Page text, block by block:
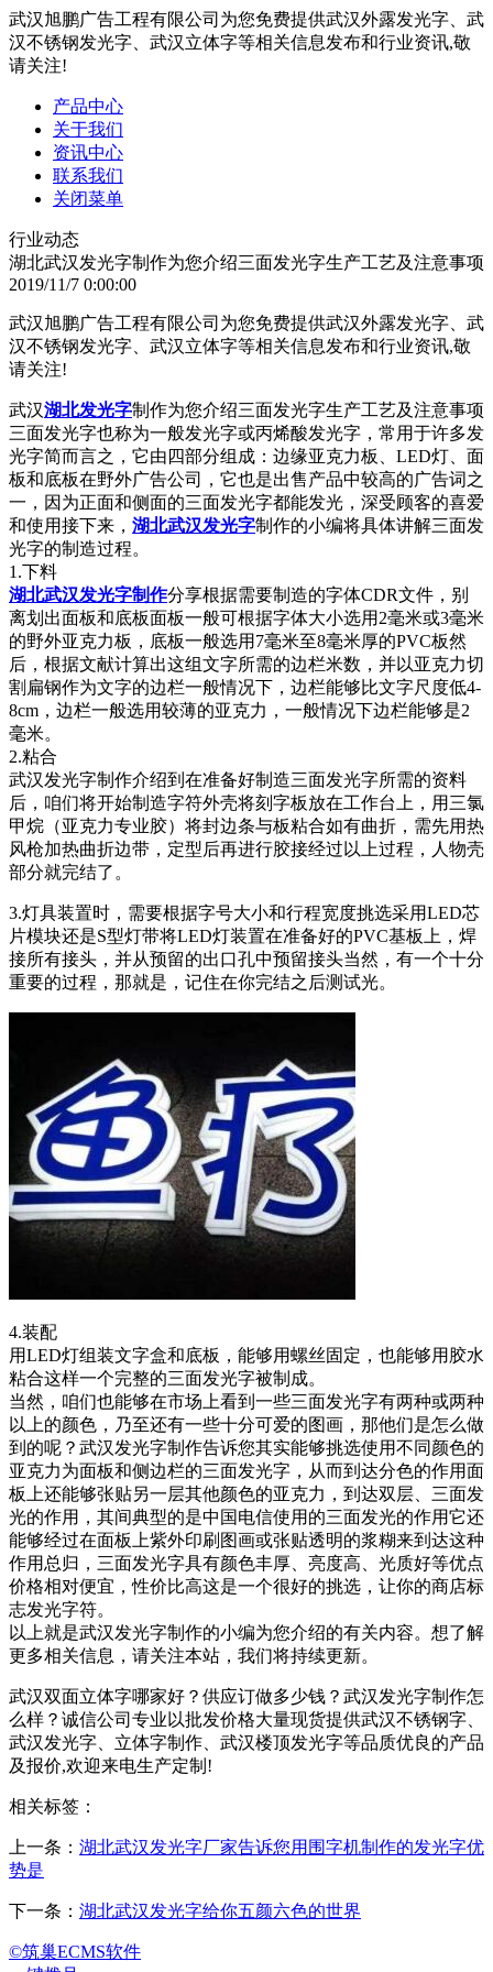
武汉旭鹏广告工程有限公司为您免费提供武汉外露发光字、武
汉不锈钢发光字、武汉立体字等相关信息发布和行业资讯,敬
请关注!
产品中心
关于我们
资讯中心
联系我们
关闭菜单
行业动态
湖北武汉发光字制作为您介绍三面发光字生产工艺及注意事项
2019/11/7 0:00:00
武汉旭鹏广告工程有限公司为您免费提供武汉外露发光字、武
汉不锈钢发光字、武汉立体字等相关信息发布和行业资讯,敬
请关注!
武汉湖北发光字制作为您介绍三面发光字生产工艺及注意事项
三面发光字也称为一般发光字或丙烯酸发光字，常用于许多发
光字简而言之，它由四部分组成：边缘亚克力板、LED灯、面
板和底板在野外广告公司，它也是出售产品中较高的广告词之
一，因为正面和侧面的三面发光字都能发光，深受顾客的喜爱
和使用接下来， 湖北武汉发光字制作的小编将具体讲解三面发
光字的制造过程。
1.下料
湖北武汉发光字制作分享根据需要制造的字体CDR文件，别
离划出面板和底板面板一般可根据字体大小选用2毫米或3毫米
的野外亚克力板，底板一般选用7毫米至8毫米厚的PVC板然
后，根据文献计算出这组文字所需的边栏米数，并以亚克力切
割扁钢作为文字的边栏一般情况下，边栏能够比文字尺度低4-
8cm，边栏一般选用较薄的亚克力，一般情况下边栏能够是2
毫米。
2.粘合
武汉发光字制作介绍到在准备好制造三面发光字所需的资料
后，咱们将开始制造字符外壳将刻字板放在工作台上，用三氯
甲烷（亚克力专业胶）将封边条与板粘合如有曲折，需先用热
风枪加热曲折边带，定型后再进行胶接经过以上过程，人物壳
部分就完结了。
3.灯具装置时，需要根据字号大小和行程宽度挑选采用LED芯
片模块还是S型灯带将LED灯装置在准备好的PVC基板上，焊
接所有接头，并从预留的出口孔中预留接头当然，有一个十分
重要的过程，那就是，记住在你完结之后测试光。
4.装配
用LED灯组装文字盒和底板，能够用螺丝固定，也能够用胶水
粘合这样一个完整的三面发光字被制成。
当然，咱们也能够在市场上看到一些三面发光字有两种或两种
以上的颜色，乃至还有一些十分可爱的图画，那他们是怎么做
到的呢？武汉发光字制作告诉您其实能够挑选使用不同颜色的
亚克力为面板和侧边栏的三面发光字，从而到达分色的作用面
板上还能够张贴另一层其他颜色的亚克力，到达双层、三面发
光的作用，其间典型的是中国电信使用的三面发光的作用它还
能够经过在面板上紫外印刷图画或张贴透明的浆糊来到达这种
作用总归，三面发光字具有颜色丰厚、亮度高、光质好等优点
价格相对便宜，性价比高这是一个很好的挑选，让你的商店标
志发光字符。
以上就是武汉发光字制作的小编为您介绍的有关内容。想了解
更多相关信息，请关注本站，我们将持续更新。
武汉双面立体字哪家好？供应订做多少钱？武汉发光字制作怎
么样？诚信公司专业以批发价格大量现货提供武汉不锈钢字、
武汉发光字、立体字制作、武汉楼顶发光字等品质优良的产品
及报价,欢迎来电生产定制!
相关标签：
上一条： 湖北武汉发光字厂家告诉您用围字机制作的发光字优
势是
下一条： 湖北武汉发光字给你五颜六色的世界
©筑巢ECMS软件